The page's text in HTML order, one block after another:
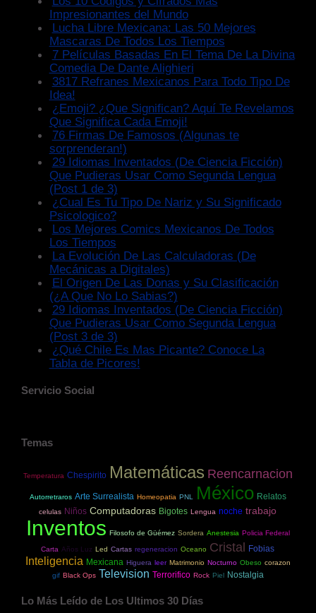
Impresionantes del Mundo
Lucha Libre Mexicana: Las 50 Mejores
Mascaras De Todos Los Tiempos
7 Películas Basadas En El Tema De La Divina
Comedia De Dante Alighieri
3817 Refranes Mexicanos Para Todo Tipo De
Idea!
¿Emoji? ¿Que Significan? Aquí Te Revelamos
Que Significa Cada Emoji!
76 Firmas De Famosos (Algunas te
sorprenderan!)
29 Idiomas Inventados (De Ciencia Ficción)
Que Pudieras Usar Como Segunda Lengua
(Post 1 de 3)
¿Cual Es Tu Tipo De Nariz y Su Significado
Psicologico?
Los Mejores Comics Mexicanos De Todos
Los Tiempos
La Evolución De Las Calculadoras (De
Mecánicas a Digitales)
El Origen De Las Donas y Su Clasificación
(¿A Que No Lo Sabias?)
29 Idiomas Inventados (De Ciencia Ficción)
Que Pudieras Usar Como Segunda Lengua
(Post 3 de 3)
¿Qué Chile Es Mas Picante? Conoce La
Tabla de Picores!
Servicio Social
Temas
Temperatura Chespirito Matemáticas Reencarnacion
Autorretraros Arte Surrealista Homeopatia PNL México Relatos
celulas Niños Computadoras Bigotes Lengua noche trabajo
Inventos Filosofo de Güémez Sordera Anestesia Policia Federal
Carta Años Luz Led Cartas regeneracion Oceano Cristal Fobias
Inteligencia Mexicana Higuera leer Matrimonio Nocturno Obeso corazon
gif Black Ops Television Terrorifico Rock Piel Nostalgia
Lo Más Leído de Los Ultimos 30 Días